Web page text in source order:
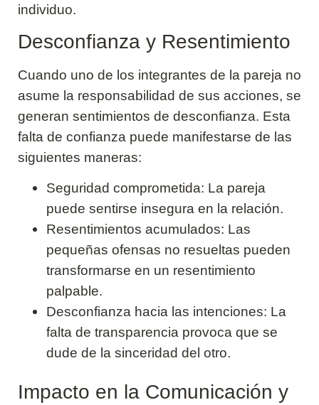
individuo.
Desconfianza y Resentimiento
Cuando uno de los integrantes de la pareja no
asume la responsabilidad de sus acciones, se
generan sentimientos de desconfianza. Esta
falta de confianza puede manifestarse de las
siguientes maneras:
Seguridad comprometida: La pareja
puede sentirse insegura en la relación.
Resentimientos acumulados: Las
pequeñas ofensas no resueltas pueden
transformarse en un resentimiento
palpable.
Desconfianza hacia las intenciones: La
falta de transparencia provoca que se
dude de la sinceridad del otro.
Impacto en la Comunicación y